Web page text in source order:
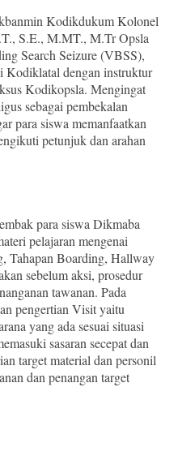
Kodikdukum Kolonel
S.E., M.MT., M.Tr Opsla
Search Seizure (VBSS),
Kodiklatal dengan instruktur
Kodikopsla. Mengingat
sebagai pembekalan
para siswa memanfaatkan
petunjuk dan arahan
para siswa Dikmaba
pelajaran mengenai
Tahapan Boarding, Hallway
sebelum aksi, prosedur
tawanan. Pada
pengertian Visit yaitu
yang ada sesuai situasi
sasaran secepat dan
target material dan personil
dan penangan target